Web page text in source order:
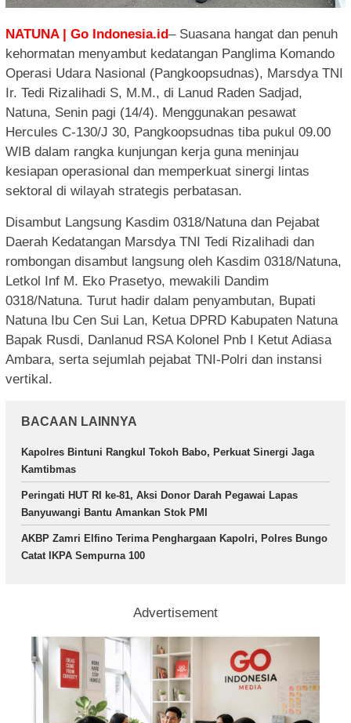
NATUNA | Go Indonesia.id– Suasana hangat dan penuh
kehormatan menyambut kedatangan Panglima Komando
Operasi Udara Nasional (Pangkoopsudnas), Marsdya TNI
Ir. Tedi Rizalihadi S, M.M., di Lanud Raden Sadjad,
Natuna, Senin pagi (14/4). Menggunakan pesawat
Hercules C-130/J 30, Pangkoopsudnas tiba pukul 09.00
WIB dalam rangka kunjungan kerja guna meninjau
kesiapan operasional dan memperkuat sinergi lintas
sektoral di wilayah strategis perbatasan.
Disambut Langsung Kasdim 0318/Natuna dan Pejabat
Daerah Kedatangan Marsdya TNI Tedi Rizalihadi dan
rombongan disambut langsung oleh Kasdim 0318/Natuna,
Letkol Inf M. Eko Prasetyo, mewakili Dandim
0318/Natuna. Turut hadir dalam penyambutan, Bupati
Natuna Ibu Cen Sui Lan, Ketua DPRD Kabupaten Natuna
Bapak Rusdi, Danlanud RSA Kolonel Pnb I Ketut Adiasa
Ambara, serta sejumlah pejabat TNI-Polri dan instansi
vertikal.
BACAAN LAINNYA
Kapolres Bintuni Rangkul Tokoh Babo, Perkuat Sinergi Jaga
Kamtibmas
Peringati HUT RI ke-81, Aksi Donor Darah Pegawai Lapas
Banyuwangi Bantu Amankan Stok PMI
AKBP Zamri Elfino Terima Penghargaan Kapolri, Polres Bungo
Catat IKPA Sempurna 100
Advertisement